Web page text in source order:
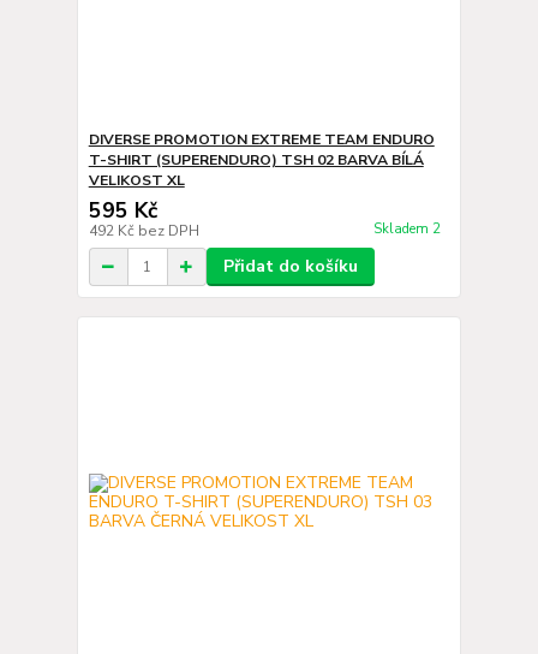
DIVERSE PROMOTION EXTREME TEAM ENDURO
T-SHIRT (SUPERENDURO) TSH 02 BARVA BÍLÁ
VELIKOST XL
595 Kč
492 Kč bez DPH Skladem 2
Přidat do košíku